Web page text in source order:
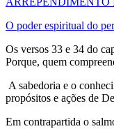
O poder espiritual do
Os versos 33 e 34 do
Porque, quem
A sabedoria e o
propósitos e ações de
Em contrapartida o